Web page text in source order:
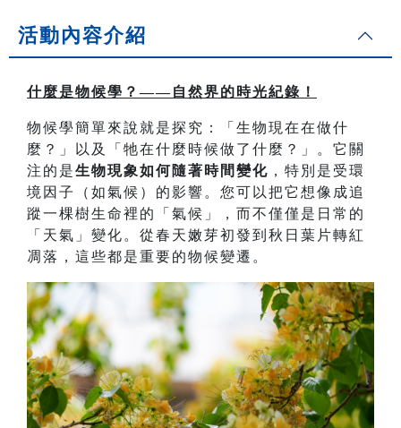
活動內容介紹
什麼是物候學？——自然界的時光紀錄！
物候學簡單來說就是探究：「生物現在在做什
麼？」以及「牠在什麼時候做了什麼？」。它關
注的是生物現象如何隨著時間變化 ，特別是受環
境因子（如氣候）的影響。您可以把它想像成追
蹤一棵樹生命裡的「氣候」，而不僅僅是日常的
「天氣」變化。從春天嫩芽初發到秋日葉片轉紅
凋落，這些都是重要的物候變遷。